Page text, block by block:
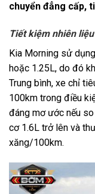
chuyển đẳng cấp,
Tiết kiệm nhiên
Kia Morning sử
hoặc 1.25L, do đó
Trung bình, xe chỉ
100km trong điều
đáng mơ ước nếu
cơ 1.6L trở lên và
xăng/100km.